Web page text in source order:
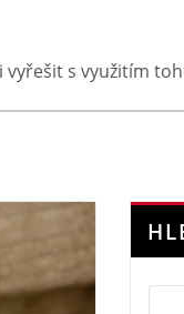
vyřešit s využitím